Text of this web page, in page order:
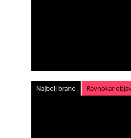
Najbolj brano Ravnokar